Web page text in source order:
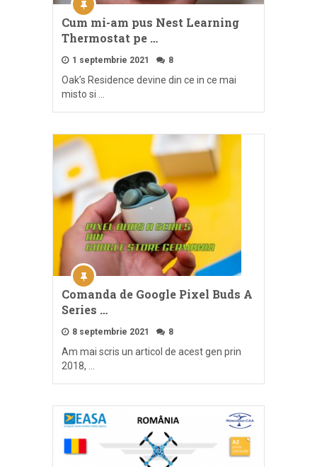
Cum mi-am pus Nest Learning
Thermostat pe …
1 septembrie 2021 8
Oak’s Residence devine din ce in ce mai
misto si …
Comanda de Google Pixel Buds A
Series …
8 septembrie 2021 8
Am mai scris un articol de acest gen prin
2018, …